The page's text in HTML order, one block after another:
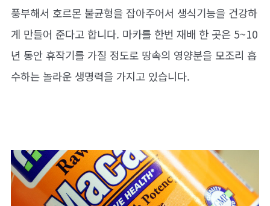
풍부해서 호르몬 불균형을 잡아주어서 생식기능을 건강하
게 만들어 준다고 합니다. 마카를 한번 재배 한 곳은 5~10
년 동안 휴작기를 가질 정도로 땅속의 영양분을 모조리 흡
수하는 놀라운 생명력을 가지고 있습니다.